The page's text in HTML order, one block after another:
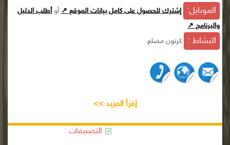
الموبايل: إشترك للحصول على كامل بيانات الموقع ↗ أوأطلب الدليل
والبرنامج ↗
النشاط : كرتون مضلع
إقرأ المزيد >>
التصنيفات :